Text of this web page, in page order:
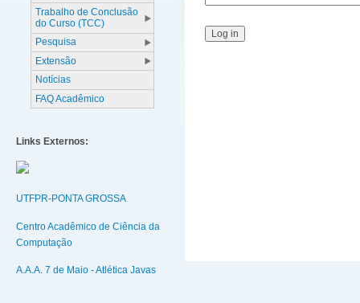
Trabalho de Conclusão
do Curso (TCC)
Pesquisa
Extensão
Notícias
FAQ Acadêmico
Links Externos:
UTFPR-PONTA GROSSA
Centro Acadêmico de Ciência da
Computação
A.A.A. 7 de Maio - Atlética Javas